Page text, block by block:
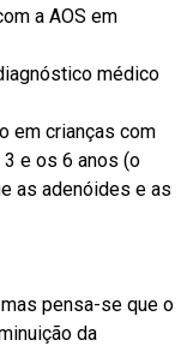
a AOS em
médico
em crianças com
e os 6 anos (o
as adenóides e as
pensa-se que o
da